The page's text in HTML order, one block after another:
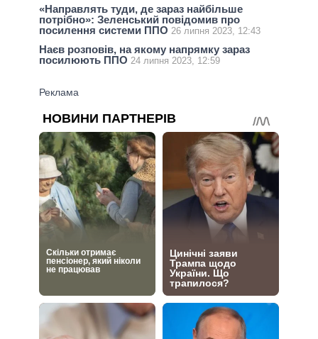
«Направлять туди, де зараз найбільше
потрібно»: Зеленський повідомив про
посилення системи ППО 26 липня 2023, 12:43
Наєв розповів, на якому напрямку зараз
посилюють ППО 24 липня 2023, 12:59